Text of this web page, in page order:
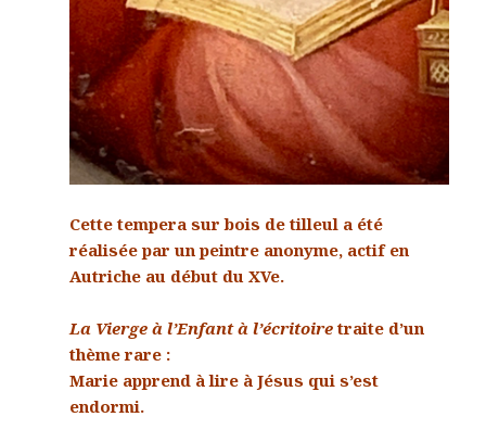
Cette tempera sur bois de tilleul a été
réalisée par un peintre anonyme, actif en
Autriche au début du XVe.
La Vierge à l’Enfant à l’écritoiretraite d’un
thème rare :
Marie apprend à lire à Jésus qui s’est
endormi.